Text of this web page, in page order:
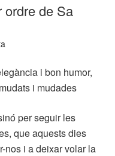
ordre de Sa
i bon humor,
i mudades
per seguir les
que aquests dies
nos i a deixar volar la